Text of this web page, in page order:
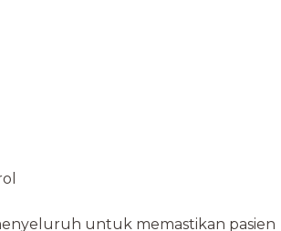
untuk memastikan pasien